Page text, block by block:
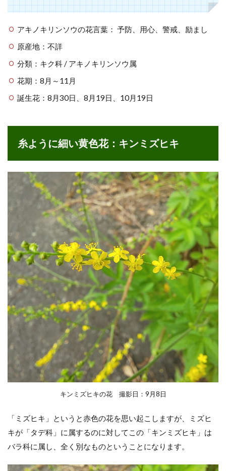
アキノキリンソウの花言葉： 予防、用心、警戒、励まし
原産地：不詳
分類：キク科 / アキノキリンソウ属
花期：8月～11月
誕生花：8月30日、8月19日、10月19日
糸ように細い黄色花：キンミズヒキ
キンミズヒキの花 撮影日：9月8日
「ミズヒキ」というと赤色の花を思い起こしますが、ミズヒ
キが「タデ科」に属するのに対してこの「キンミズヒキ」は
バラ科に属し、全く別なものということになります。